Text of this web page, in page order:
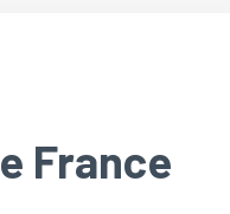
France